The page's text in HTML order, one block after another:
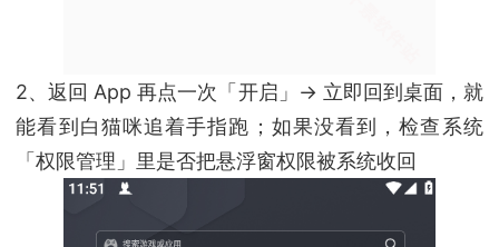
2、返回 App 再点一次「开启」→ 立即回到桌面，就
能看到白猫咪追着手指跑；如果没看到，检查系统
「权限管理」里是否把悬浮窗权限被系统收回